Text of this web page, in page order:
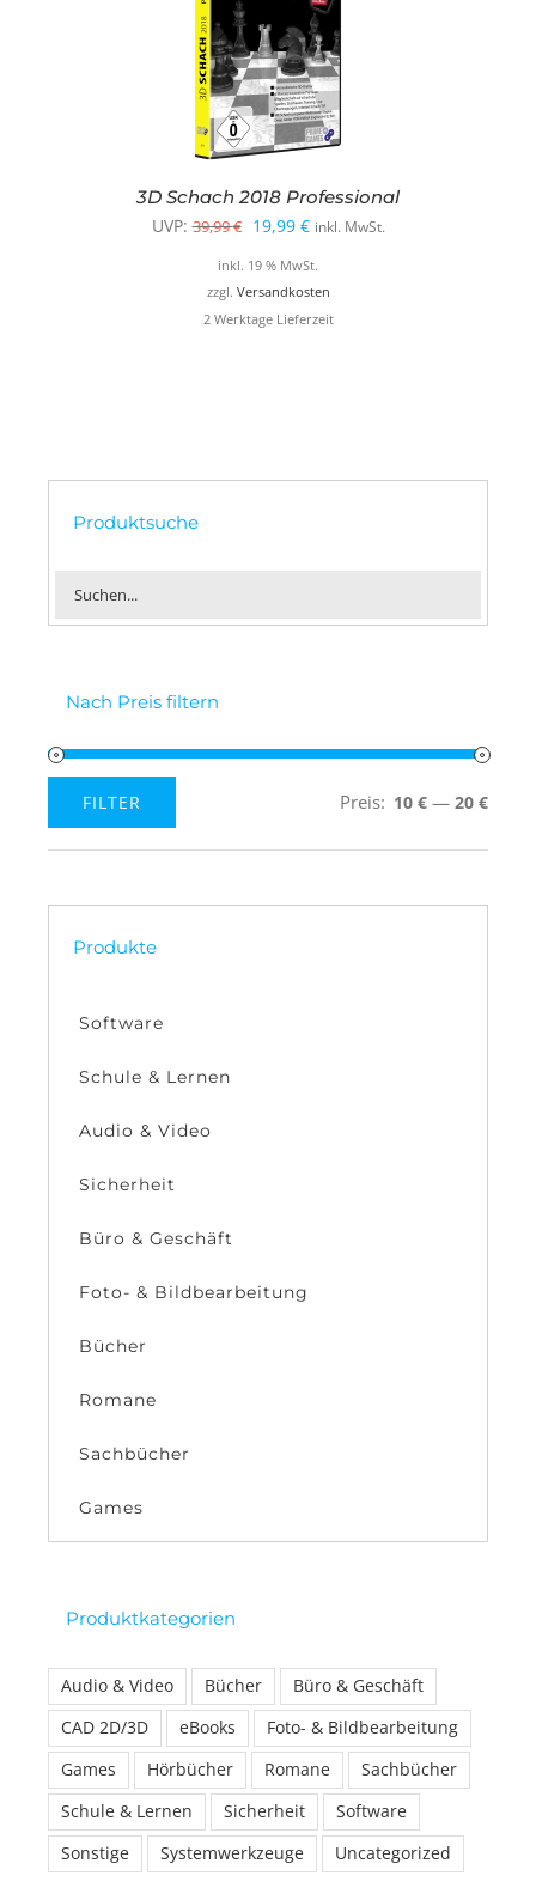
3D Schach 2018 Professional
UVP: 39,99€ Ursprünglicher
Preis
war:
39,99 €
19,99 €Aktueller
Preis
ist:
19,99 €.
inkl. MwSt.
inkl. 19 % MwSt.
zzgl. Versandkosten
2 Werktage Lieferzeit
Produktsuche
Nach Preis filtern
Preis
Preis
FILTER Preis: 10 € — 20 €
Produkte
Software
Schule & Lernen
Audio & Video
Sicherheit
Büro & Geschäft
Foto- & Bildbearbeitung
Bücher
Romane
Sachbücher
Games
Produktkategorien
Audio & Video Bücher
Büro & Geschäft
CAD 2D/3D
eBooks
Foto- & Bildbearbeitung
Games
Hörbücher Romane
Sachbücher
Schule & Lernen
Sicherheit
Software
Sonstige
Systemwerkzeuge Uncategorized